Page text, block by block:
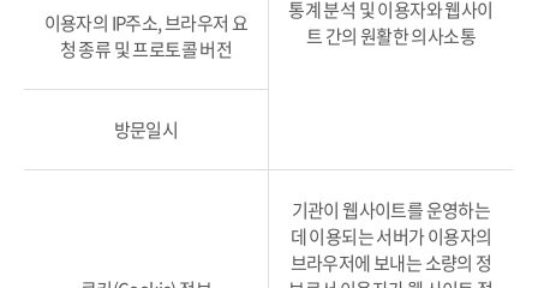
통계 분석 및 이용자와 웹사이
트 간의 원활한 의사소통
이용자의 IP주소, 브라우저 요
청 종류 및 프로토콜 버전
방문일시
기관이 웹사이트를 운영하는
데 이용되는 서버가 이용자의
브라우저에 보내는 소량의 정